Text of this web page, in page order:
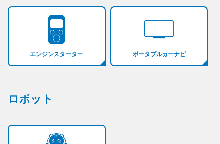
エンジンスターター ポータブルカーナビ
ロボット